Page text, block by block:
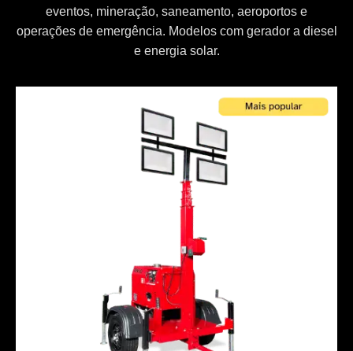
eventos, mineração, saneamento, aeroportos e
operações de emergência. Modelos com gerador a diesel
e energia solar.